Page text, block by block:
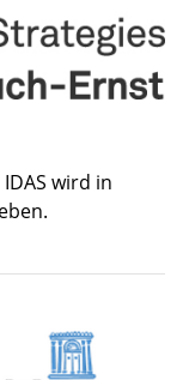
wird in